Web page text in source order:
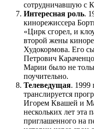
сотрудничавшую с
Интересная роль.
кинорежиссера
«Цирк сгорел, и
второй жены
Худокормова. Его
Петрович
Марии было не
поучительно.
Телеведущая. 1999
транслируется
Игорем Квашей и
нескольких лет эта
приглашенного на